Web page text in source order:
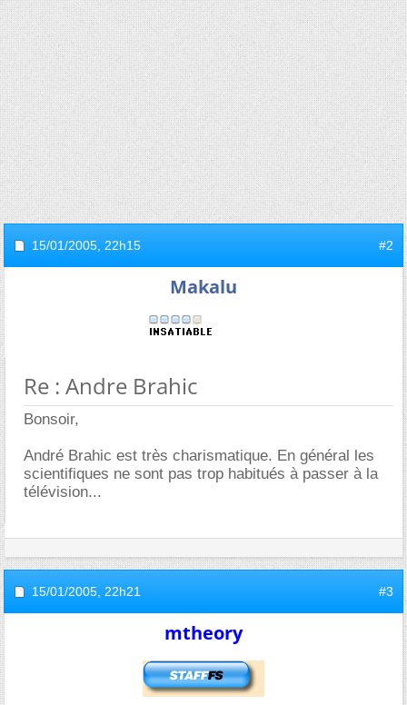
15/01/2005, 22h15 #2
Makalu
Re : Andre Brahic
Bonsoir,
André Brahic est très charismatique. En général les
scientifiques ne sont pas trop habitués à passer à la
télévision...
15/01/2005, 22h21 #3
mtheory